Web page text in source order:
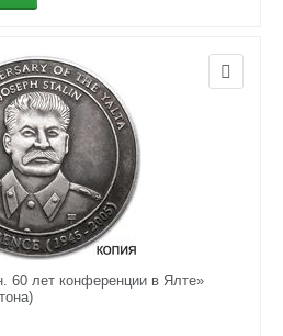
60 лет конференции в Ялте»